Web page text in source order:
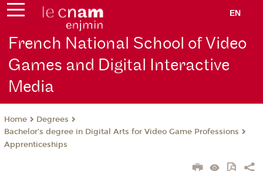
EN
French National School of Video
Games and Digital Interactive
Media
Home
Degrees
Bachelor’s degree in Digital Arts for Video Game Professions
Apprenticeships